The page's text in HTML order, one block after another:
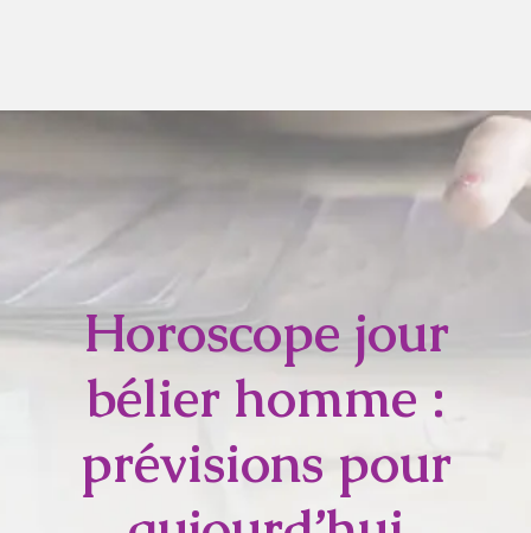
Horoscope jour
bélier homme :
prévisions pour